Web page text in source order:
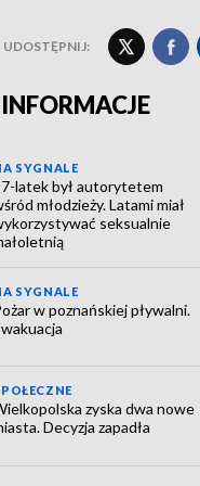
UDOSTĘPNIJ:
SYGNALE
latek był autorytetem
młodzieży. Latami miał
seksualnie
SYGNALE
w poznańskiej pływalni.
zyska dwa nowe
Decyzja zapadła